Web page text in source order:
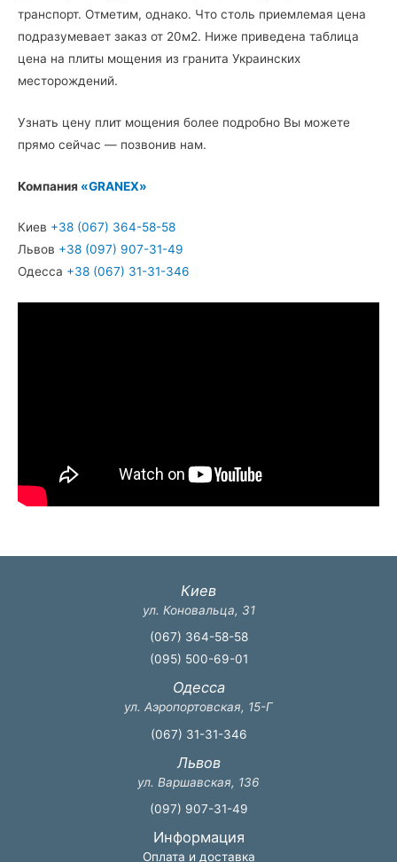
транспорт. Отметим, однако. Что столь приемлемая цена
подразумевает заказ от 20м2. Ниже приведена таблица
цена на плиты мощения из гранита Украинских
месторождений.
Узнать цену плит мощения более подробно Вы можете
прямо сейчас — позвонив нам.
Компания «GRANEX»
Киев +38 (067) 364-58-58
Львов +38 (097) 907-31-49
Одесса +38 (067) 31-31-346
Киев
ул. Коновальца, 31
(067) 364-58-58
(095) 500-69-01
Одесса
ул. Аэропортовская, 15-Г
(067) 31-31-346
Львов
ул. Варшавская, 136
(097) 907-31-49
Информация
Оплата и доставка